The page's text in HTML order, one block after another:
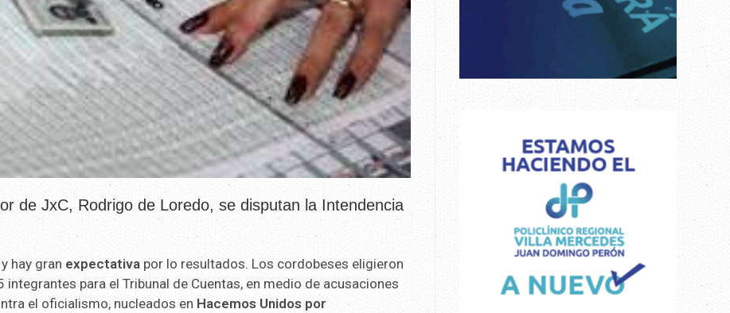
de JxC, Rodrigo de Loredo, se disputan la Intendencia
y hay gran expectativa por lo resultados. Los cordobeses eligieron
para el Tribunal de Cuentas, en medio de acusaciones
el oficialismo, nucleados en Hacemos Unidos por